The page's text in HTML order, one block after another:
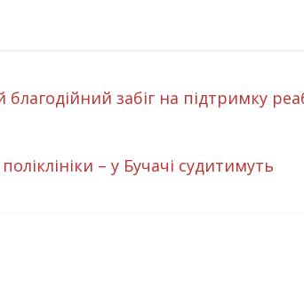
забіг на підтримку
– у Бучачі судитимуть